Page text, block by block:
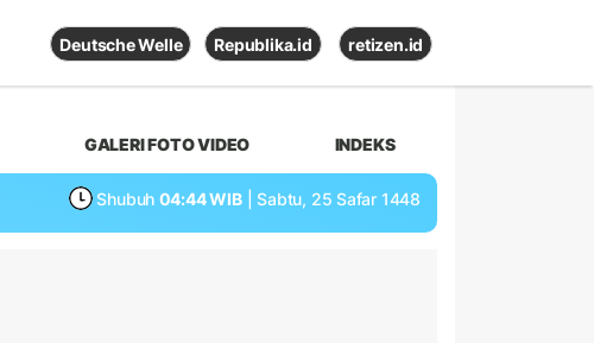
Deutsche Welle Republika.id retizen.id
GALERI FOTO VIDEO INDEKS
Shubuh 04:44 WIB | Sabtu, 25 Safar 1448